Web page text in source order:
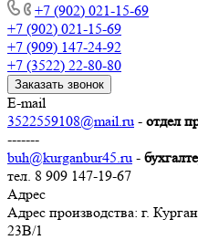
+7 (902) 021-15-69
+7 (902) 021-15-69
+7 (909) 147-24-92
+7 (3522) 22-80-80
Заказать звонок
E-mail
3522559108@mail.ru - отдел
-------
buh@kurganbur45.ru -
тел. 8 909 147-19-67
Адрес
Адрес производства: г.
23В/1